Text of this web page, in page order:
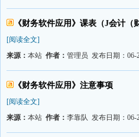
《财务软件应用》课表（J会计（
[阅读全文]
来源： 本站 作者： 管理员 发布日期：06-
《财务软件应用》注意事项
[阅读全文]
来源： 本站 作者： 李靠队 发布日期：06-